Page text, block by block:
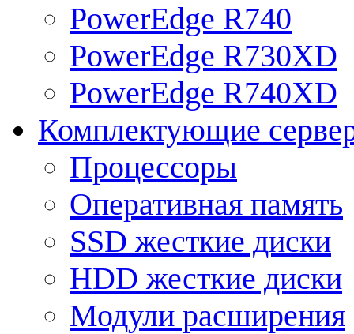
PowerEdge R740
PowerEdge R730XD
PowerEdge R740XD
Комплектующие
Процессоры
Оперативная память
SSD жесткие диски
HDD жесткие диски
Модули расширения